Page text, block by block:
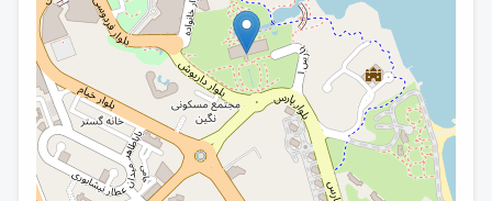
موقعیت مکانی بسیار خوب از مهمترین دلایل توجه مسافران
جزیره زیبای کیش به هتل داریوش محسوب می‌شود. این
هتل در نزدیکی ساحل واقع شده است و به راحتی می‌توانید از
هتل داریوش به ساحل زیبای خلیج فارس بروید. این هتل
همچنین به مراکز خرید کیش نیز نزدیک است، از جمله این
مراکز می‌توان به مجتمع تجاری سارینا 1 و بازار پردیس 1 و 2
اشاره کرد. این هتل تا اسکله تفریحی کیش و بولینگ مریم هم
حدود 2 کیلومتر فاصله دارد. از هتل داریوش تا فرودگاه کیش
هم ده دقیقه با ماشین فاصله است.